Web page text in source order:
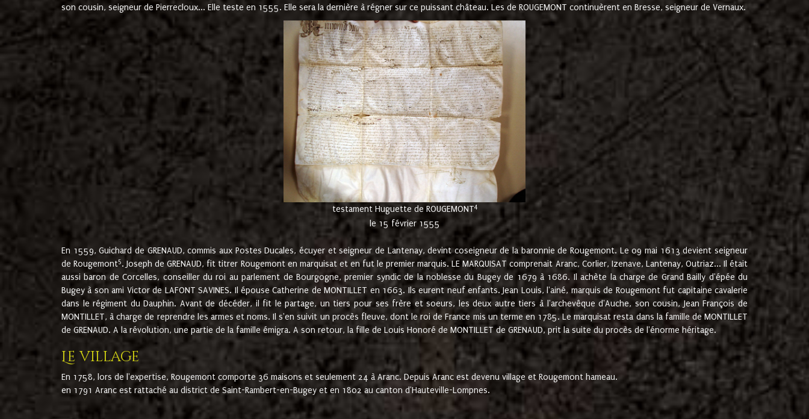
son cousin, seigneur de Pierrecloux... Elle teste en 1555. Elle sera la dernière à régner sur ce puissant château. Les de ROUGEMONT continuèrent en Bresse, seigneur de Vernaux.
testament Huguette de ROUGEMONT4
le 15 février 1555
En 1559, Guichard de GRENAUD, commis aux Postes Ducales, écuyer et seigneur de Lantenay, devint coseigneur de la baronnie de Rougemont. Le 09 mai 1613 devient seigneur
de Rougemont5. Joseph de GRENAUD, fit titrer Rougemont en marquisat et en fut le premier marquis. LE MARQUISAT comprenait Aranc, Corlier, Izenave, Lantenay, Outriaz... Il était
aussi baron de Corcelles, conseiller du roi au parlement de Bourgogne, premier syndic de la noblesse du Bugey de 1679 à 1686. Il achète la charge de Grand Bailly d'épée du
Bugey à son ami Victor de LAFONT SAVINES. Il épouse Catherine de MONTILLET en 1663. Ils eurent neuf enfants. Jean Louis, l'ainé, marquis de Rougemont fut capitaine cavalerie
dans le régiment du Dauphin. Avant de décéder, il fit le partage, un tiers pour ses frère et soeurs, les deux autre tiers à l'archevêque d'Auche, son cousin, Jean François de
MONTILLET, à charge de reprendre les armes et noms. Il s'en suivit un procès fleuve, dont le roi de France mis un terme en 1785. Le marquisat resta dans la famille de MONTILLET
de GRENAUD. A la révolution, une partie de la famille émigra. A son retour, la fille de Louis Honoré de MONTILLET de GRENAUD, prit la suite du procès de l'énorme héritage.
Le village
En 1758, lors de l'expertise, Rougemont comporte 36 maisons et seulement 24 à Aranc. Depuis Aranc est devenu village et Rougemont hameau.
en 1791 Aranc est rattaché au district de Saint-Rambert-en-Bugey et en 1802 au canton d'Hauteville-Lompnes.